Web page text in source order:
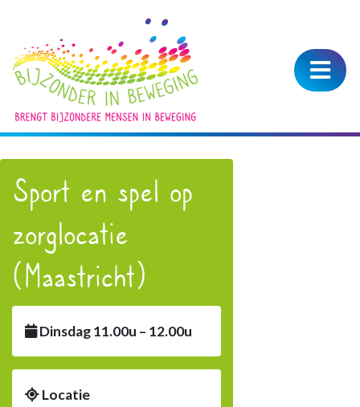
Sport en spel op
zorglocatie
(Maastricht)
Dinsdag 11.00u – 12.00u
Locatie